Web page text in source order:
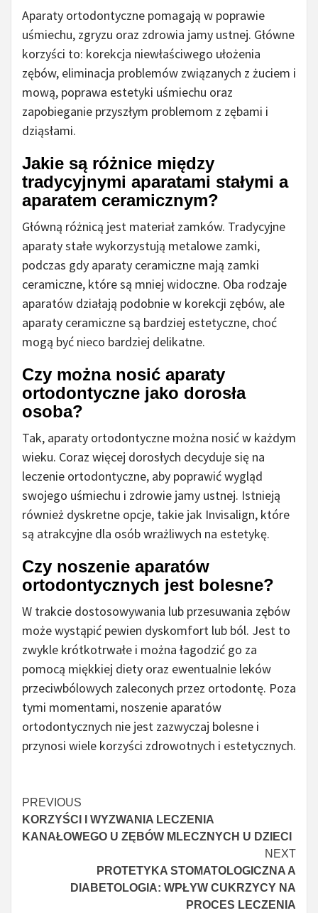
Aparaty ortodontyczne pomagają w poprawie
uśmiechu, zgryzu oraz zdrowia jamy ustnej. Główne
korzyści to: korekcja niewłaściwego ułożenia
zębów, eliminacja problemów związanych z żuciem i
mową, poprawa estetyki uśmiechu oraz
zapobieganie przyszłym problemom z zębami i
dziąsłami.
Jakie są różnice między
tradycyjnymi aparatami stałymi a
aparatem ceramicznym?
Główną różnicą jest materiał zamków. Tradycyjne
aparaty stałe wykorzystują metalowe zamki,
podczas gdy aparaty ceramiczne mają zamki
ceramiczne, które są mniej widoczne. Oba rodzaje
aparatów działają podobnie w korekcji zębów, ale
aparaty ceramiczne są bardziej estetyczne, choć
mogą być nieco bardziej delikatne.
Czy można nosić aparaty
ortodontyczne jako dorosła
osoba?
Tak, aparaty ortodontyczne można nosić w każdym
wieku. Coraz więcej dorosłych decyduje się na
leczenie ortodontyczne, aby poprawić wygląd
swojego uśmiechu i zdrowie jamy ustnej. Istnieją
również dyskretne opcje, takie jak Invisalign, które
są atrakcyjne dla osób wrażliwych na estetykę.
Czy noszenie aparatów
ortodontycznych jest bolesne?
W trakcie dostosowywania lub przesuwania zębów
może wystąpić pewien dyskomfort lub ból. Jest to
zwykle krótkotrwałe i można łagodzić go za
pomocą miękkiej diety oraz ewentualnie leków
przeciwbólowych zaleconych przez ortodontę. Poza
tymi momentami, noszenie aparatów
ortodontycznych nie jest zazwyczaj bolesne i
przynosi wiele korzyści zdrowotnych i estetycznych.
Czytaj
więcej
PREVIOUS
KORZYŚCI I WYZWANIA LECZENIA
KANAŁOWEGO U ZĘBÓW MLECZNYCH U DZIECI
NEXT
PROTETYKA STOMATOLOGICZNA A
DIABETOLOGIA: WPŁYW CUKRZYCY NA
PROCES LECZENIA